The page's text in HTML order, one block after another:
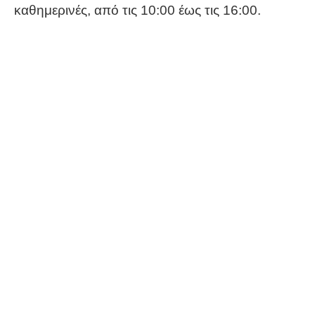
καθημερινές, από τις 10:00 έως τις 16:00.